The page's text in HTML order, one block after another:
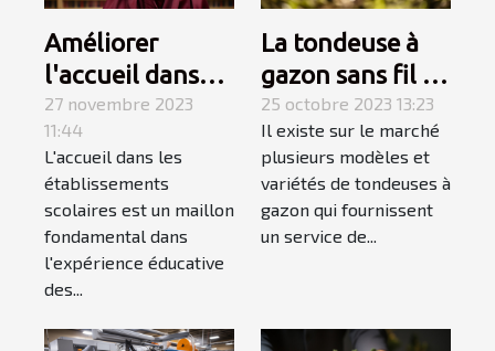
Améliorer
l'accueil dans
les
établissements
scolaires
27 novembre 2023
11:44
L'accueil dans les
établissements
scolaires est un maillon
fondamental dans
l'expérience éducative
des...
La tondeuse à
gazon sans fil :
allons à sa
découverte
25 octobre 2023 13:23
Il existe sur le marché
plusieurs modèles et
variétés de tondeuses à
gazon qui fournissent
un service de...